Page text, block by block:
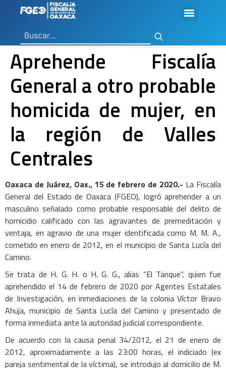
Aprehende Fiscalía
General a otro probable
homicida de mujer, en
la región de Valles
Centrales
Oaxaca de Juárez, Oax., 15 de febrero de 2020.- La Fiscalía
General del Estado de Oaxaca (FGEO), logró aprehender a un
masculino señalado como probable responsable del delito de
homicidio calificado con las agravantes de premeditación y
ventaja, en agravio de una mujer identificada como M. M. A.,
cometido en enero de 2012, en el municipio de Santa Lucía del
Camino.
Se trata de H. G. H. o H. G. G., alias “El Tanque”, quien fue
aprehendido el 14 de febrero de 2020 por Agentes Estatales
de Investigación, en inmediaciones de la colonia Víctor Bravo
Ahuja, municipio de Santa Lucía del Camino y presentado de
forma inmediata ante la autoridad judicial correspondiente.
De acuerdo con la causa penal 34/2012, el 21 de enero de
2012, aproximadamente a las 23:00 horas, el indiciado (ex
pareja sentimental de la víctima), se introdujo al domicilio de M.